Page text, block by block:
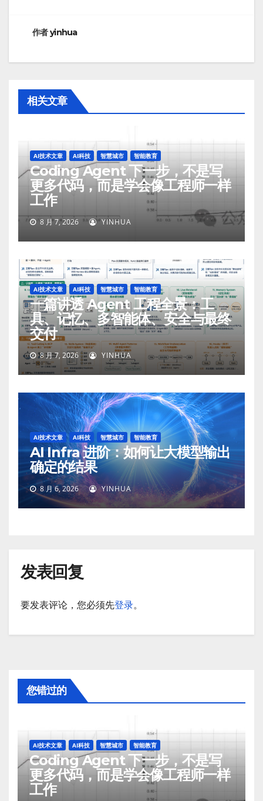
航
作者yinhua
相关文章
AI技术文章 AI科技 智慧城市 智能教育
Coding Agent 下一步，不是写
更多代码，而是学会像工程师一样
工作
8 月 7, 2026 YINHUA
AI技术文章 AI科技 智慧城市 智能教育
一篇讲透 Agent 工程全景：工
具、记忆、多智能体、安全与最终
交付
8 月 7, 2026 YINHUA
AI技术文章 AI科技 智慧城市 智能教育
AI Infra 进阶：如何让大模型输出
确定的结果
8 月 6, 2026 YINHUA
发表回复
要发表评论，您必须先登录。
您错过的
AI技术文章 AI科技 智慧城市 智能教育
Coding Agent 下一步，不是写
更多代码，而是学会像工程师一样
工作